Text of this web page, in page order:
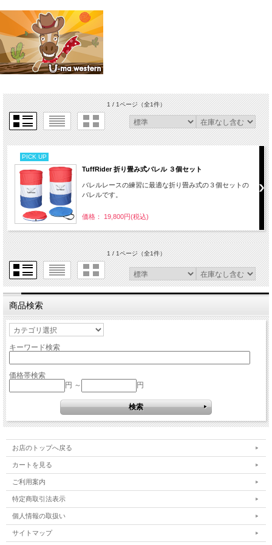
1 / 1ページ（全1件）
PICK UP
TuffRider 折り畳み式バレル ３個セット
バレルレースの練習に最適な折り畳み式の３個セットの
バレルです。
価格： 19,800円(税込)
1 / 1ページ（全1件）
商品検索
キーワード検索
価格帯検索
円 ～
円
お店のトップへ戻る
カートを見る
ご利用案内
特定商取引法表示
個人情報の取扱い
サイトマップ